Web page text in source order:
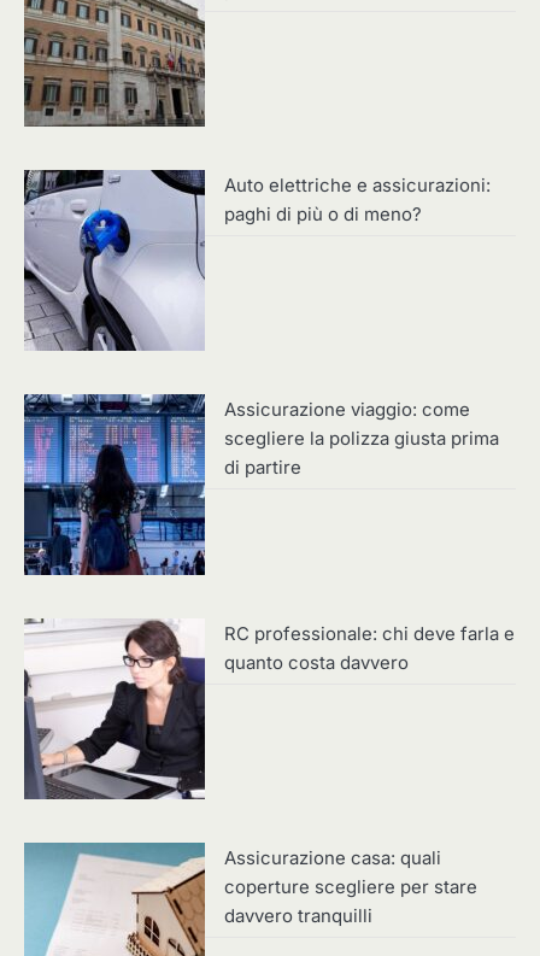
Auto elettriche e assicurazioni:
paghi di più o di meno?
Assicurazione viaggio: come
scegliere la polizza giusta prima
di partire
RC professionale: chi deve farla e
quanto costa davvero
Assicurazione casa: quali
coperture scegliere per stare
davvero tranquilli